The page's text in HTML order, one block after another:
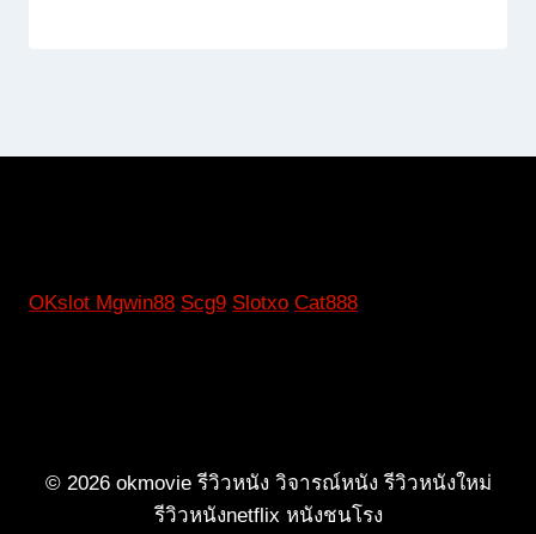
OKslot Mgwin88 Scg9 Slotxo Cat888
© 2026 okmovie รีวิวหนัง วิจารณ์หนัง รีวิวหนังใหม่
รีวิวหนังnetflix หนังชนโรง